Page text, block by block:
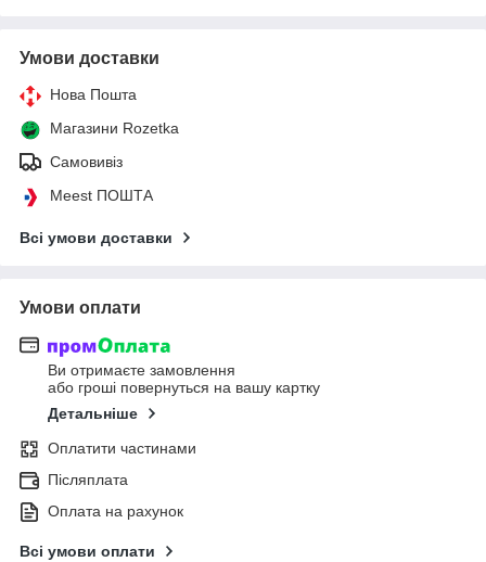
Умови доставки
Нова Пошта
Магазини Rozetka
Самовивіз
Meest ПОШТА
Всі умови доставки
Умови оплати
Ви отримаєте замовлення
або гроші повернуться на вашу картку
Детальніше
Оплатити частинами
Післяплата
Оплата на рахунок
Всі умови оплати